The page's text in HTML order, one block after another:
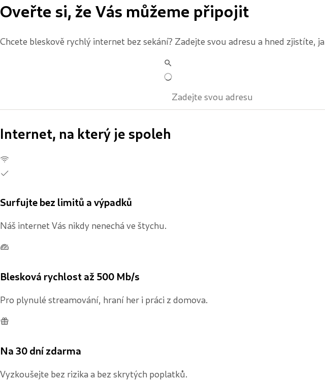
Oveřte si, že Vás můžeme připojit
Chcete bleskově rychlý internet bez sekání? Zadejte svou adresu a hned zjistíte,
Internet, na který je spoleh
Surfujte bez limitů a výpadků
Náš internet Vás nikdy nenechá ve štychu.
Blesková rychlost až 500 Mb/s
Pro plynulé streamování, hraní her i práci z domova.
Na 30 dní zdarma
Vyzkoušejte bez rizika a bez skrytých poplatků.